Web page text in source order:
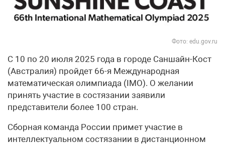
Фото: edu.gov.ru
С 10 по 20 июля 2025 года в городе Саншайн-Кост
(Австралия) пройдет 66-я Международная
математическая олимпиада (IMO). О желании
принять участие в состязании заявили
представители более 100 стран.
Сборная команда России примет участие в
интеллектуальном состязании в дистанционном